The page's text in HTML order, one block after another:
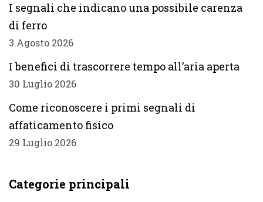
I segnali che indicano una possibile carenza
di ferro
3 Agosto 2026
I benefici di trascorrere tempo all’aria aperta
30 Luglio 2026
Come riconoscere i primi segnali di
affaticamento fisico
29 Luglio 2026
Categorie principali